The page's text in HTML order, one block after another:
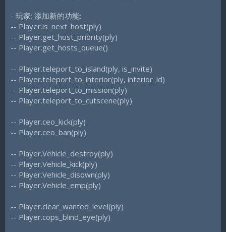
- 玩家: 添加新的功能:
-- Player.is_next_host(ply)
-- Player.get_host_priority(ply)
-- Player.get_hosts_queue()
-- Player.teleport_to_island(ply, is_invite)
-- Player.teleport_to_interior(ply, interior_id)
-- Player.teleport_to_mission(ply)
-- Player.teleport_to_cutscene(ply)
-- Player.ceo_kick(ply)
-- Player.ceo_ban(ply)
-- Player.Vehicle_destroy(ply)
-- Player.Vehicle_kick(ply)
-- Player.Vehicle_disown(ply)
-- Player.Vehicle_emp(ply)
-- Player.clear_wanted_level(ply)
-- Player.cops_blind_eye(ply)